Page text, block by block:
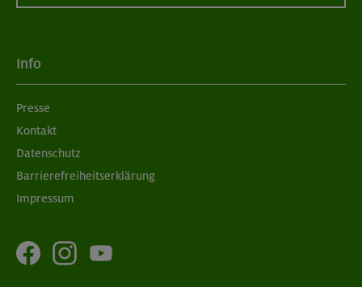
Info
Presse
Kontakt
Datenschutz
Barrierefreiheitserklärung
Impressum